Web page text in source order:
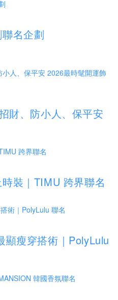
聯名企劃
財、防小人、保平安
裝｜TIMU 跨界聯名
顯瘦穿搭術｜PolyLulu